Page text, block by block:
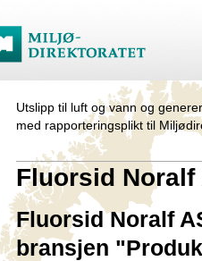
Utslipp til luft og vann og
med rapporteringsplikt til
Fluorsid Noralf
Fluorsid Noralf
bransjen